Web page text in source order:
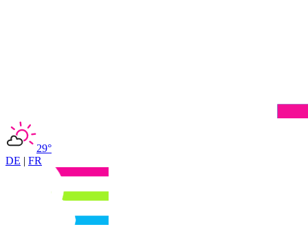
29°
DE | FR